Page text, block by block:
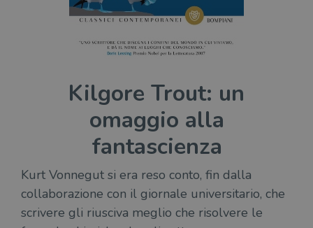
Kilgore Trout: un
omaggio alla
fantascienza
Kurt Vonnegut si era reso conto, fin dalla
collaborazione con il giornale universitario, che
scrivere gli riusciva meglio che risolvere le